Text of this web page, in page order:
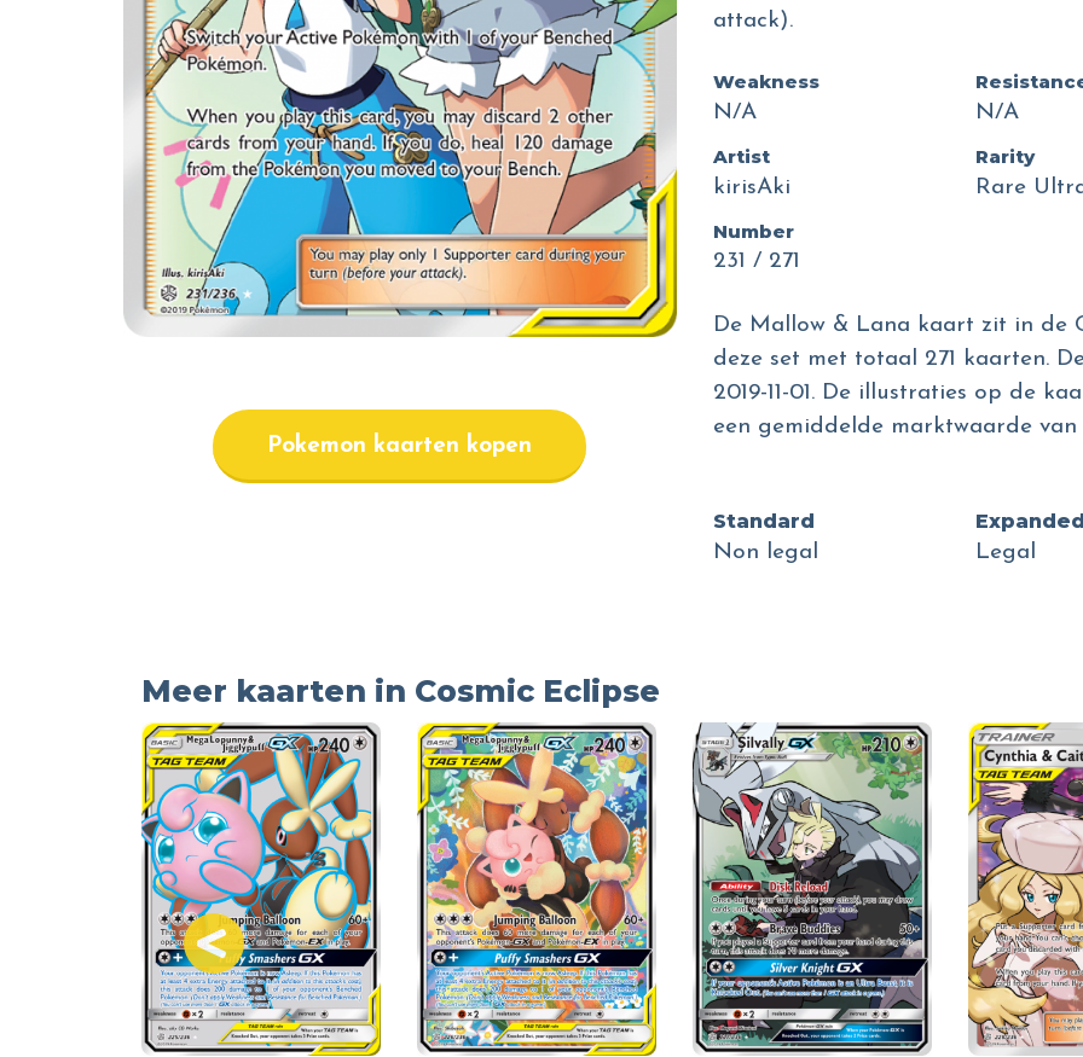
Pokemon kaarten kopen
attack).
Weakness
N/A
N/A
Artist
kirisAki
Rarity
Rare
Number
231 / 271
De Mallow & Lana kaart zit in de
deze set met totaal 271 kaarten.
2019-11-01. De illustraties op de
een gemiddelde marktwaarde van
Standard
Non legal
Expanded
Legal
Meer kaarten in Cosmic Eclipse